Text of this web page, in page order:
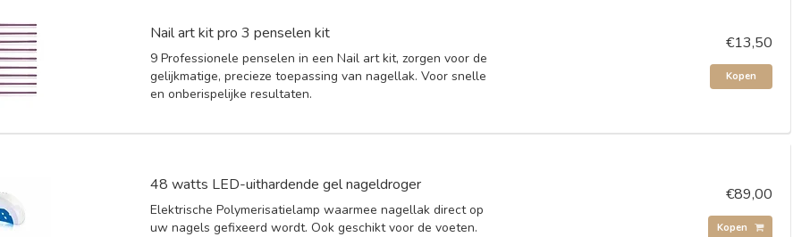
Nail art kit pro 3 penselen kit
9 Professionele penselen in een Nail art kit, zorgen voor de
gelijkmatige, precieze toepassing van nagellak. Voor snelle
en onberispelijke resultaten.
€13,50
Kopen
48 watts LED-uithardende gel nageldroger
Elektrische Polymerisatielamp waarmee nagellak direct op
uw nagels gefixeerd wordt. Ook geschikt voor de voeten.
€89,00
Kopen